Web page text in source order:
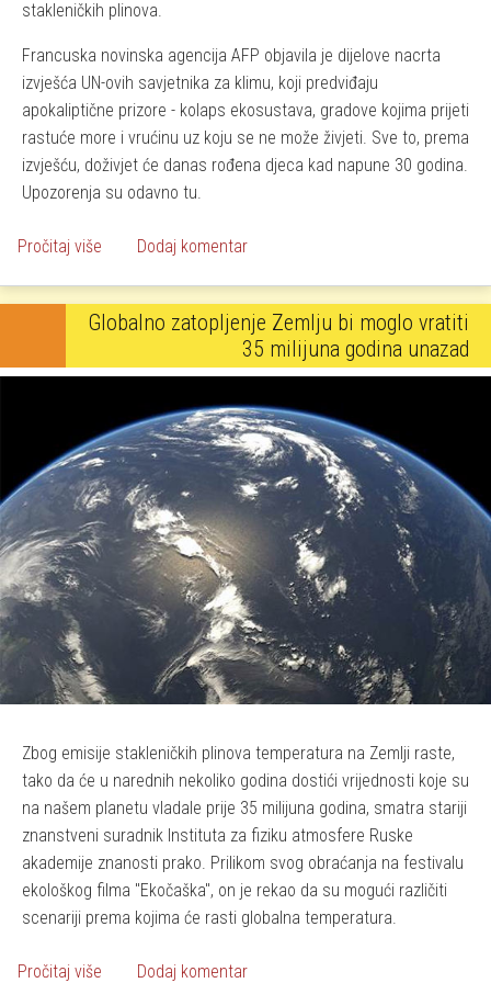
stakleničkih plinova.
Francuska novinska agencija AFP objavila je dijelove nacrta
izvješća UN-ovih savjetnika za klimu, koji predviđaju
apokaliptične prizore - kolaps ekosustava, gradove kojima prijeti
rastuće more i vrućinu uz koju se ne može živjeti. Sve to, prema
izvješću, doživjet će danas rođena djeca kad napune 30 godina.
Upozorenja su odavno tu.
Pročitaj više o Ne piše nam se dobro!
Dodaj komentar
Globalno zatopljenje Zemlju bi moglo vratiti
35 milijuna godina unazad
Zbog emisije stakleničkih plinova temperatura na Zemlji raste,
tako da će u narednih nekoliko godina dostići vrijednosti koje su
na našem planetu vladale prije 35 milijuna godina, smatra stariji
znanstveni suradnik Instituta za fiziku atmosfere Ruske
akademije znanosti prako. Prilikom svog obraćanja na festivalu
ekološkog filma "Ekočaška", on je rekao da su mogući različiti
scenariji prema kojima će rasti globalna temperatura.
Pročitaj više o Globalno zatopljenje Zemlju bi moglo vratiti 35
Dodaj komentar